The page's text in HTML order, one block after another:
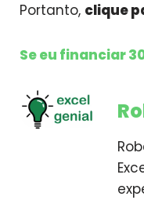
Portanto, clique
Se eu financiar